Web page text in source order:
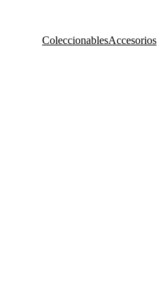
ColeccionablesAccesorios